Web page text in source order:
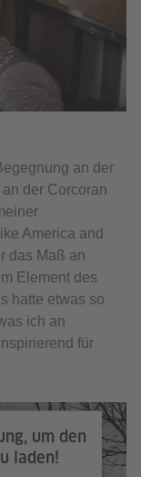
an der
der Corcoran
America and
das Maß an
Element des
hatte etwas so
ich an
für
um den
laden!
Beuys-Interview